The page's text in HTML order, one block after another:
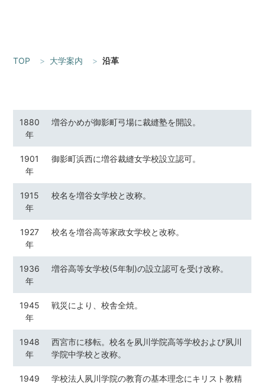
TOP 大学案内 沿革
1880
年
増谷かめが御影町弓場に裁縫塾を開設。
1901
年
御影町浜西に増谷裁縫女学校設立認可。
1915
年
校名を増谷女学校と改称。
1927
年
校名を増谷高等家政女学校と改称。
1936
年
増谷高等女学校(5年制)の設立認可を受け改称。
1945
年
戦災により、校舎全焼。
1948
年
西宮市に移転。校名を夙川学院高等学校および夙川
学院中学校と改称。
1949
学校法人夙川学院の教育の基本理念にキリスト教精